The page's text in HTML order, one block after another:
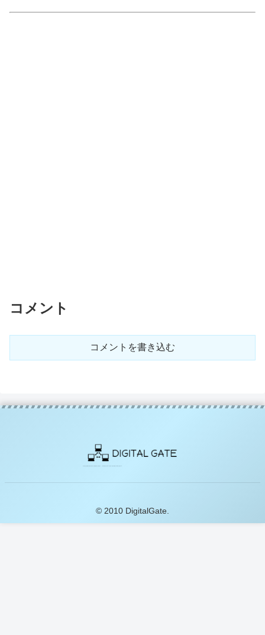
コメント
コメントを書き込む
© 2010 DigitalGate.